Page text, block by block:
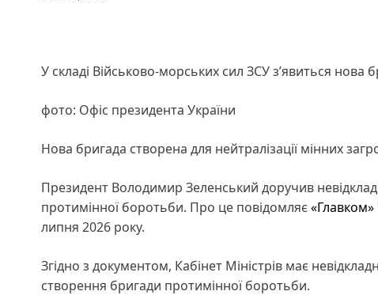
У складі Військово-морських сил ЗСУ з’явиться нова
фото: Офіс президента України
Нова бригада створена для нейтралізації мінних
Президент Володимир Зеленський доручив
протимінної боротьби. Про це повідомляє«Главком»
липня 2026 року.
Згідно з документом, Кабінет Міністрів має
створення бригади протимінної боротьби.